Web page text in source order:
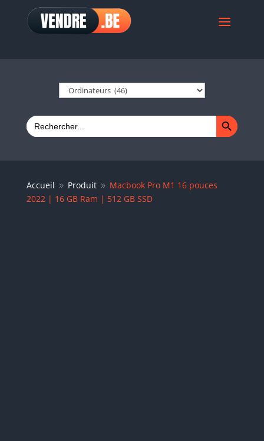
Search
for:
Search Button
Accueil 9 Produit 9 Macbook Pro M1 16 pouces
2022 | 16 GB Ram | 512 GB SSD